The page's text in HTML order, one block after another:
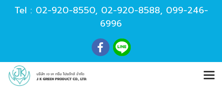
Tel : 02-920-8550, 02-920-8588, 099-246-
6996